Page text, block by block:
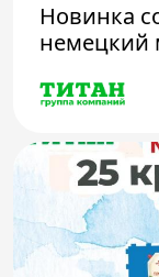
Новинка
немецкий